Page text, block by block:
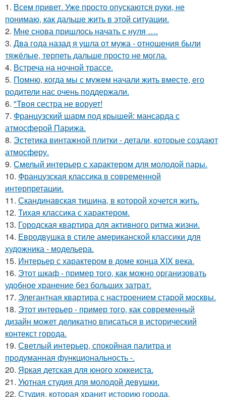
1. Всем привет. Уже просто опускаются руки, не
понимаю, как дальше жить в этой ситуации.
2. Мне снова пришлось начать с нуля ….
3. Два года назад я ушла от мужа - отношения были
тяжёлые, терпеть дальше просто не могла.
4. Встреча на ночной трассе.
5. Помню, когда мы с мужем начали жить вместе, его
родители нас очень поддержали.
6. "Твоя сестра не ворует!
7. Французский шарм под крышей: мансарда с
атмосферой Парижа.
8. Эстетика винтажной плитки - детали, которые создают
атмосферу.
9. Смелый интерьер с характером для молодой пары.
10. Французская классика в современной
интерпретации.
11. Скандинавская тишина, в которой хочется жить.
12. Тихая классика с характером.
13. Городская квартира для активного ритма жизни.
14. Евродвушка в стиле американской классики для
художника - модельера.
15. Интерьер с характером в доме конца XIX века.
16. Этот шкаф - пример того, как можно организовать
удобное хранение без больших затрат.
17. Элегантная квартира с настроением старой москвы.
18. Этот интерьер - пример того, как современный
дизайн может деликатно вписаться в исторический
контекст города.
19. Светлый интерьер, спокойная палитра и
продуманная функциональность -.
20. Яркая детская для юного хоккеиста.
21. Уютная студия для молодой девушки.
22. Студия, которая хранит историю города.